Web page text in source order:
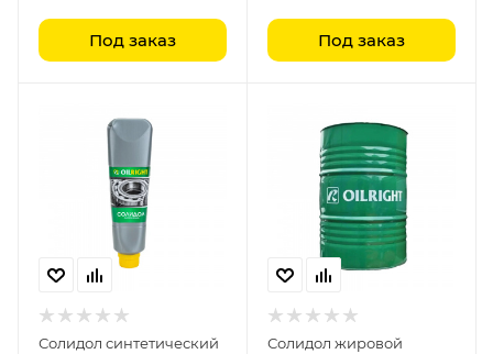
Под заказ Под заказ
Солидол синтетический
Солидол жировой